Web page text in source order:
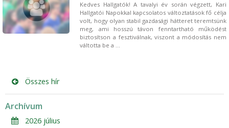
Kedves Hallgatók! A tavalyi év során végzett, Kari
Hallgatói Napokkal kapcsolatos változtatások fő célja
volt, hogy olyan stabil gazdasági hátteret teremtsünk
meg, ami hosszú távon fenntartható működést
biztosítson a fesztiválnak, viszont a módosítás nem
váltotta be a ...
Összes hír
Archívum
2026 július